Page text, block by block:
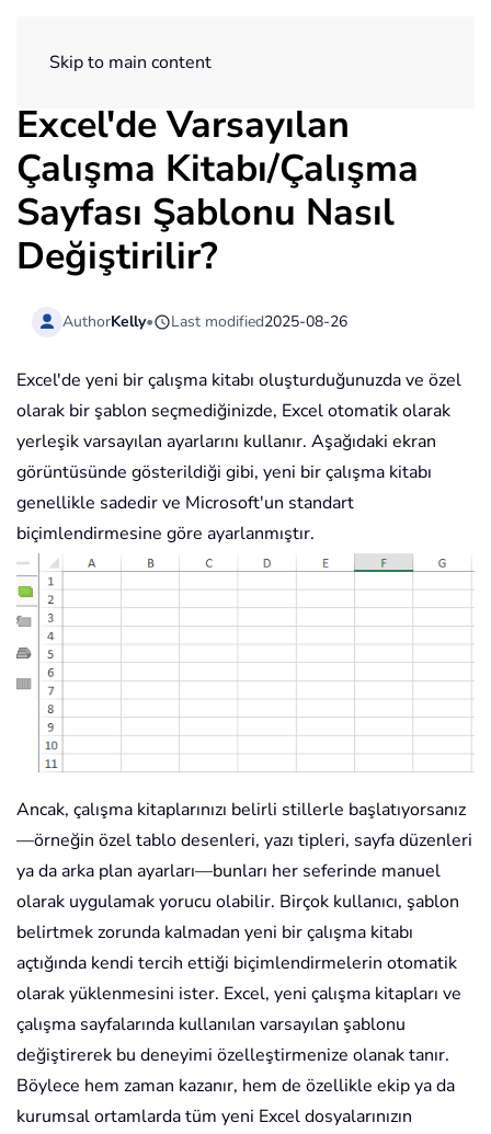
Skip to main content
Excel'de Varsayılan
Çalışma Kitabı/Çalışma
Sayfası Şablonu Nasıl
Değiştirilir?
AuthorKelly• Last modified2025-08-26
Excel'de yeni bir çalışma kitabı oluşturduğunuzda ve özel
olarak bir şablon seçmediğinizde, Excel otomatik olarak
yerleşik varsayılan ayarlarını kullanır. Aşağıdaki ekran
görüntüsünde gösterildiği gibi, yeni bir çalışma kitabı
genellikle sadedir ve Microsoft'un standart
biçimlendirmesine göre ayarlanmıştır.
Ancak, çalışma kitaplarınızı belirli stillerle başlatıyorsanız
—örneğin özel tablo desenleri, yazı tipleri, sayfa düzenleri
ya da arka plan ayarları—bunları her seferinde manuel
olarak uygulamak yorucu olabilir. Birçok kullanıcı, şablon
belirtmek zorunda kalmadan yeni bir çalışma kitabı
açtığında kendi tercih ettiği biçimlendirmelerin otomatik
olarak yüklenmesini ister. Excel, yeni çalışma kitapları ve
çalışma sayfalarında kullanılan varsayılan şablonu
değiştirerek bu deneyimi özelleştirmenize olanak tanır.
Böylece hem zaman kazanır, hem de özellikle ekip ya da
kurumsal ortamlarda tüm yeni Excel dosyalarınızın